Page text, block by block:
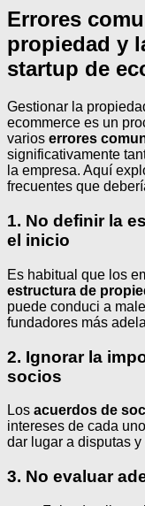
Errores
propiedad y
startup de
Gestionar la
ecommerce es un
varios errores
significativamente
la empresa. Aquí
frecuentes que
1. No definir la
el inicio
Es habitual que los
estructura de
puede conduci a
fundadores más
2. Ignorar la
socios
Los acuerdos de
intereses de cada
dar lugar a disputas
3. No evaluar